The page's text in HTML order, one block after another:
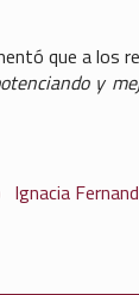
que a los
y
Ignacia